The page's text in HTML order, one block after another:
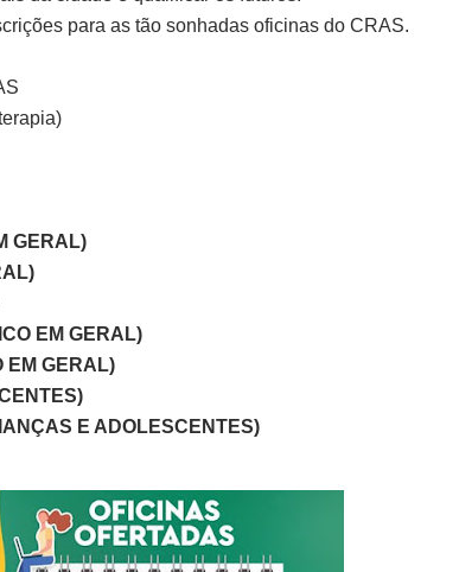
para as tão sonhadas oficinas do CRAS.
GERAL)
EM GERAL)
EM GERAL)
E ADOLESCENTES)